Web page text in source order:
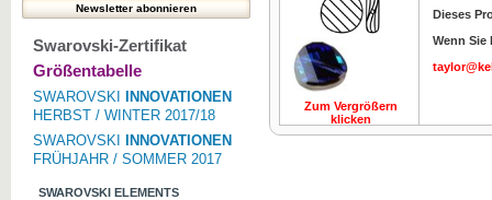
Swarovski-Zertifikat
Größentabelle
SWAROVSKI
INNOVATIONEN
HERBST / WINTER 2017/18
SWAROVSKI
INNOVATIONEN
FRÜHJAHR / SOMMER 2017
SWAROVSKI ELEMENTS
Zum Vergrößern
klicken
Dieses
Wenn Sie